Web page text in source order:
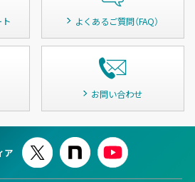
よくあるご質問（FAQ）
お問い合わせ
ア